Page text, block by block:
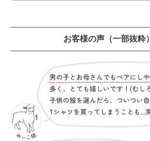
お客様の声（一部抜粋）